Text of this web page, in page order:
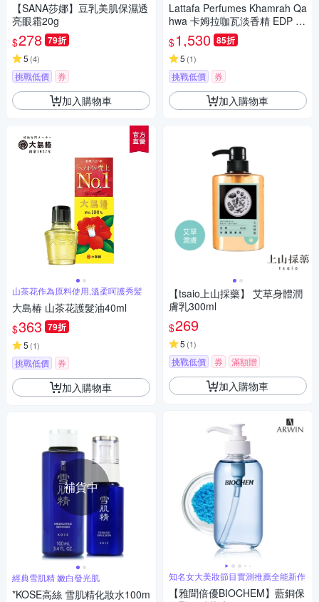
【SANA莎娜】豆乳美肌保濕透
亮眼霜20g
$278 79折
5 (4)
挑戰低價 券
加入購物車
山茶花作為原料使用,溫柔呵護秀髪
大島椿 山茶花護髮油40ml
$363 79折
5 (1)
挑戰低價 券
加入購物車
補貨中
經典雪肌精 嫩白發光肌
*KOSE高絲 雪肌精化妝水100m
Lattafa Perfumes Khamrah Qa
hwa 卡姆拉咖瓦淡香精 EDP 10
0ml 平行輸入
$1,530 85折
5 (1)
挑戰低價 券
加入購物車
【tsaio上山採藥】 艾草身體潤
膚乳300ml
$269
5 (1)
挑戰低價 券 滿額贈
加入購物車
知名女大美妝節目實測推薦全能新作
【雅聞倍優BIOCHEM】藍銅保